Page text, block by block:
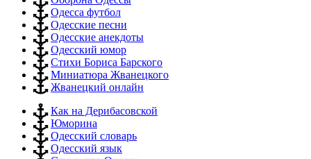
Одесса футбол
Одесские песни
Одесские анекдоты
Одесский юмор
Стихи Бориса Барского
Миниатюра Жванецкого
Жванецкий онлайн
Как на Дерибасовской
Юморина
Одесский словарь
Одесский язык